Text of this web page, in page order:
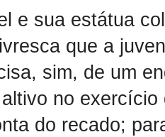
e sua estátua
que a
sim, de um
no
do recado;